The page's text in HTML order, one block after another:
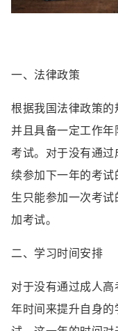
一、法律政策
根据我国法律政策
并且具备一定工作
考试。对于没有通
续参加下一年的考
生只能参加一次考
加考试。
二、学习时间安排
对于没有通过成人
年时间来提升自身